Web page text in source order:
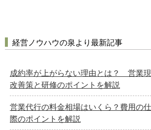
経営ノウハウの泉より最新記事
成約率が上がらない理由とは？ 営業
改善策と研修のポイントを解説
営業代行の料金相場はいくら？費用の
際のポイントを解説